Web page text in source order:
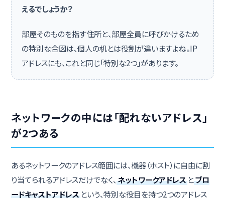
えるでしょうか？
部屋そのものを指す住所と、部屋全員に呼びかけるため
の特別な合図は、個人の机とは役割が違いますよね。IP
アドレスにも、これと同じ「特別な2つ」があります。
ネットワークの中には「配れないアドレス」
が2つある
あるネットワークのアドレス範囲には、機器（ホスト）に自由に割
り当てられるアドレスだけでなく、ネットワークアドレス とブロ
ードキャストアドレス という、特別な役目を持つ2つのアドレス